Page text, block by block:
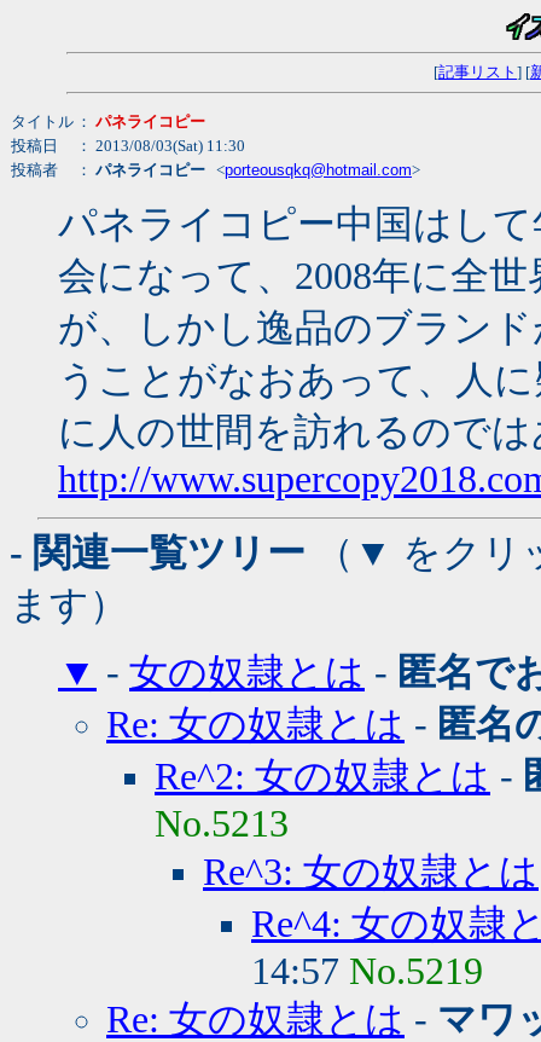
[記事リスト ] [
タイトル ： パネライコピー
投稿日
： 2013/08/03(Sat) 11:30
投稿者
： パネライコピー <porteousqkq@hotmail.com>
パネライコピー中国はし
会になって、2008年に全
が、しかし逸品のブラン
うことがなおあって、人
に人の世間を訪れるので
http://
- 関連一覧ツリー （▼ をクリ
ます）
▼ - 女の奴隷とは - 匿名で
Re: 女の奴隷とは - 匿名
Re^2: 女の奴隷とは -
No.5213
Re^3: 女の奴隷とは
Re^4: 女の奴隷
14:57 No.5219
Re: 女の奴隷とは - マワ